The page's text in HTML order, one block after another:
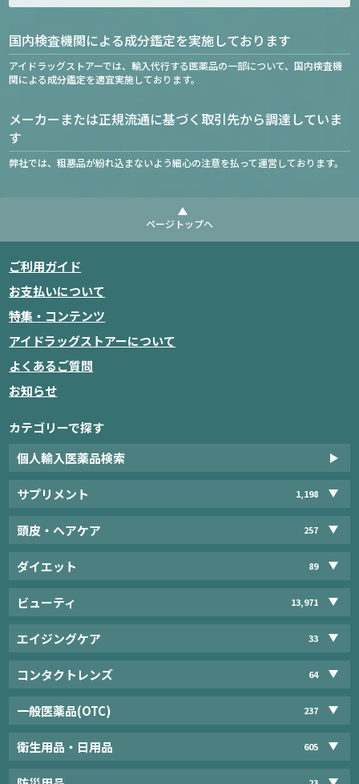
国内検査機関による成分鑑定を実施しております
アイドラッグストアーでは、輸入代行する医薬品の一部について、国内検査機
関による成分鑑定を適宜実施しております。
メーカーまたは正規流通に基づく取引先から調達していま
す
弊社では、粗悪品が紛れ込まないよう細心の注意を払って運営しております。
ページトップへ
ご利用ガイド
お支払いについて
特集・コンテンツ
アイドラッグストアーについて
よくあるご質問
お知らせ
カテゴリーで探す
個人輸入医薬品検索
サプリメント 1,198
頭皮・ヘアケア 257
ダイエット 89
ビューティ 13,971
エイジングケア 33
コンタクトレンズ 64
一般医薬品(OTC) 237
衛生用品・日用品 605